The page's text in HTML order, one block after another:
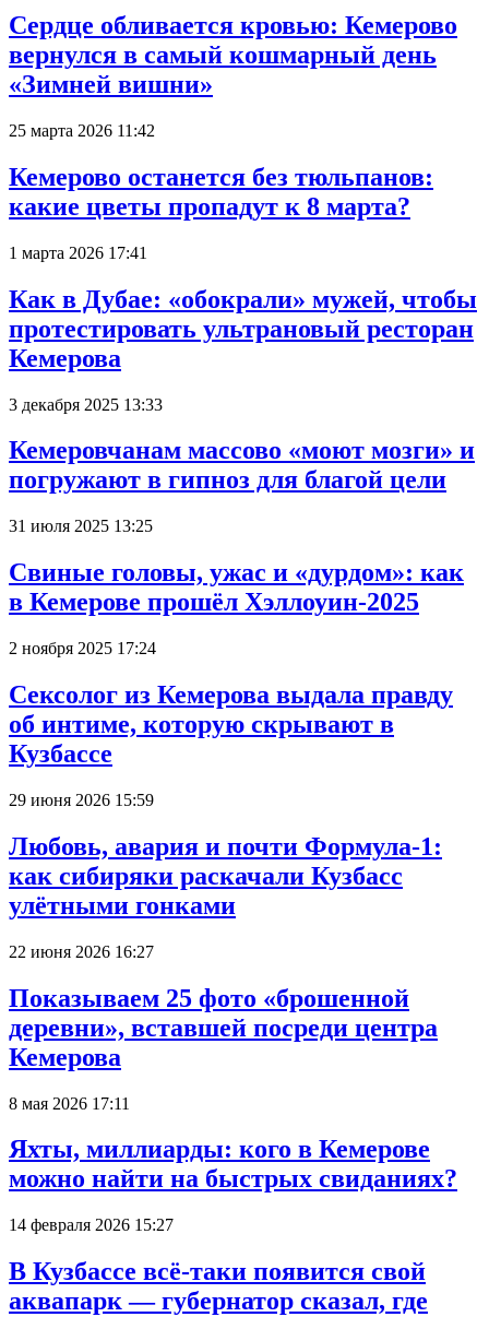
Сердце обливается кровью: Кемерово
вернулся в самый кошмарный день
«Зимней вишни»
25 марта 2026 11:42
Кемерово останется без тюльпанов:
какие цветы пропадут к 8 марта?
1 марта 2026 17:41
Как в Дубае: «обокрали» мужей, чтобы
протестировать ультрановый ресторан
Кемерова
3 декабря 2025 13:33
Кемеровчанам массово «моют мозги» и
погружают в гипноз для благой цели
31 июля 2025 13:25
Свиные головы, ужас и «дурдом»: как
в Кемерове прошёл Хэллоуин-2025
2 ноября 2025 17:24
Сексолог из Кемерова выдала правду
об интиме, которую скрывают в
Кузбассе
29 июня 2026 15:59
Любовь, авария и почти Формула-1:
как сибиряки раскачали Кузбасс
улётными гонками
22 июня 2026 16:27
Показываем 25 фото «брошенной
деревни», вставшей посреди центра
Кемерова
8 мая 2026 17:11
Яхты, миллиарды: кого в Кемерове
можно найти на быстрых свиданиях?
14 февраля 2026 15:27
В Кузбассе всё-таки появится свой
аквапарк — губернатор сказал, где